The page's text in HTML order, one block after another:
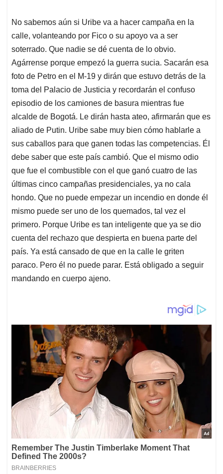
No sabemos aún si Uribe va a hacer campaña en la
calle, volanteando por Fico o su apoyo va a ser
soterrado. Que nadie se dé cuenta de lo obvio.
Agárrense porque empezó la guerra sucia. Sacarán esa
foto de Petro en el M-19 y dirán que estuvo detrás de la
toma del Palacio de Justicia y recordarán el confuso
episodio de los camiones de basura mientras fue
alcalde de Bogotá. Le dirán hasta ateo, afirmarán que es
aliado de Putin. Uribe sabe muy bien cómo hablarle a
sus caballos para que ganen todas las competencias. Él
debe saber que este país cambió. Que el mismo odio
que fue el combustible con el que ganó cuatro de las
últimas cinco campañas presidenciales, ya no cala
hondo. Que no puede empezar un incendio en donde él
mismo puede ser uno de los quemados, tal vez el
primero. Porque Uribe es tan inteligente que ya se dio
cuenta del rechazo que despierta en buena parte del
país. Ya está cansado de que en la calle le griten
paraco. Pero él no puede parar. Está obligado a seguir
mandando en cuerpo ajeno.